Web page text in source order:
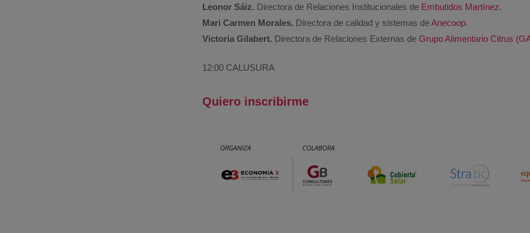
Leonor Sáiz. Directora de Relaciones Institucionales de Embutidos Martínez.
Mari Carmen Morales. Directora de calidad y sistemas deAnecoop.
Victoria Gilabert. Directora de Relaciones Externas de Grupo Alimentario Citrus
12:00 CALUSURA
Quiero inscribirme